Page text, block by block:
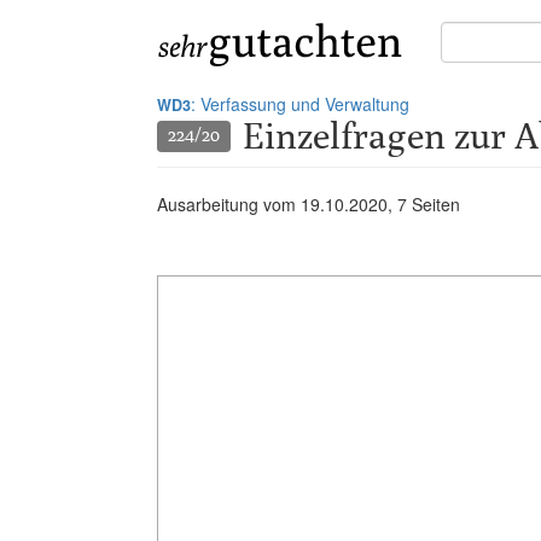
Suche
in
WD3: Verfassung und Verwaltung
224/20 Einzelfragen zur
Ausarbeitung vom 19.10.2020, 7 Seiten